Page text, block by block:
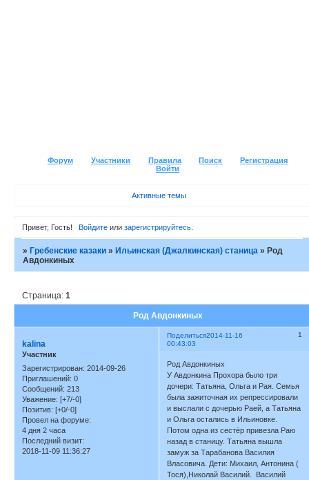
Форум Участники Правила Поиск
Регистрация
Войти
Активные темы
Привет, Гость! Войдитеили зарегистрируйтесь.
»Гребенские казаки »Ильинская (Джалкинская) станица »Род
Авдонкиных
Род Авдонкиных
Страница:1
Поделиться 1
2014-11-16
00:43:03
kalina
Участник
Зарегистрирован: 2014-09-26
Приглашений: 0
Сообщений: 213
Уважение: [+7/-0]
Позитив: [+0/-0]
Провел на форуме:
4 дня 2 часа
Последний визит:
2018-11-09 11:36:27
Род Авдонкиных
У Авдонкина Прохора было три
дочери: Татьяна, Ольга и Рая. Семья
была зажиточная их репрессировали
и выслали с дочерью Раей, а Татьяна
и Ольга остались в Ильиновке.
Потом одна из сестёр привезла Раю
назад в станицу. Татьяна вышла
замуж за Тарабанова Василия
Власовича. Дети: Михаил, Антонина (
Тося),Николай Василий. Василий